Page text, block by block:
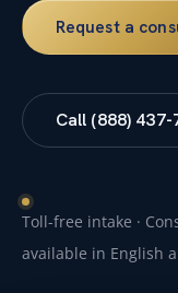
Request a
Call (888) 437-
Toll-free intake ·
available in English